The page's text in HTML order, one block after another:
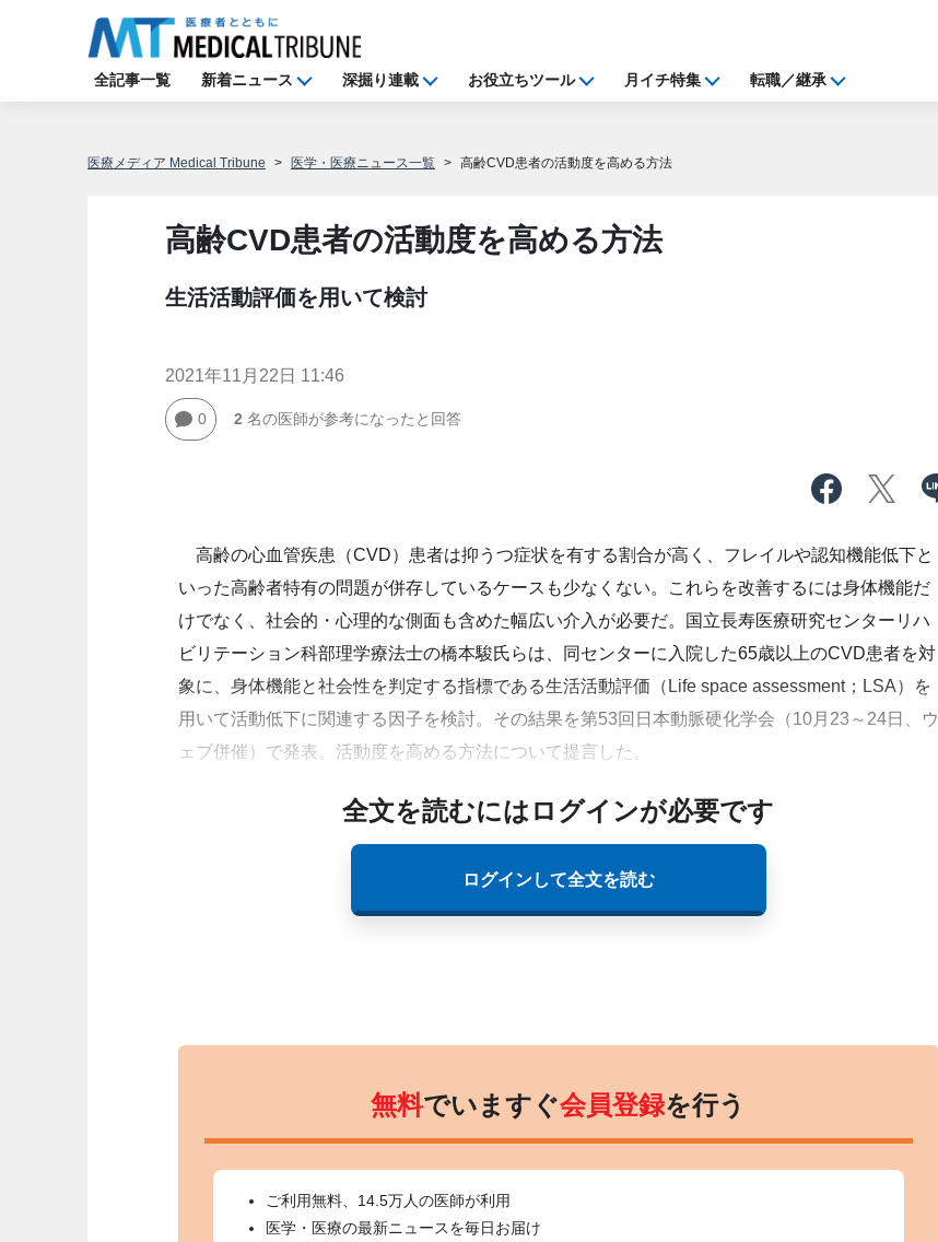
全記事一覧 新着ニュース 深掘り連載 お役立ちツール 月イチ特集 転職／継承
医療メディア Medical Tribune 医学・医療ニュース一覧 高齢CVD患者の活動度を高める方法
高齢CVD患者の活動度を高める方法
生活活動評価を用いて検討
2021年11月22日 11:46
0 2 名の医師が参考になったと回答
高齢の心血管疾患（CVD）患者は抑うつ症状を有する割合が高く、フレイルや認知機能低下と
いった高齢者特有の問題が併存しているケースも少なくない。これらを改善するには身体機能だ
けでなく、社会的・心理的な側面も含めた幅広い介入が必要だ。国立長寿医療研究センターリハ
ビリテーション科部理学療法士の橋本駿氏らは、同センターに入院した65歳以上のCVD患者を対
象に、身体機能と社会性を判定する指標である生活活動評価（Life space assessment；LSA）を
用いて活動低下に関連する因子を検討。その結果を第53回日本動脈硬化学会（10月23～24日、ウ
ェブ併催）で発表。活動度を高める方法について提言した。
全文を読むにはログインが必要です
ログインして全文を読む
無料でいますぐ会員登録を行う
ご利用無料、14.5万人の医師が利用
医学・医療の最新ニュースを毎日お届け